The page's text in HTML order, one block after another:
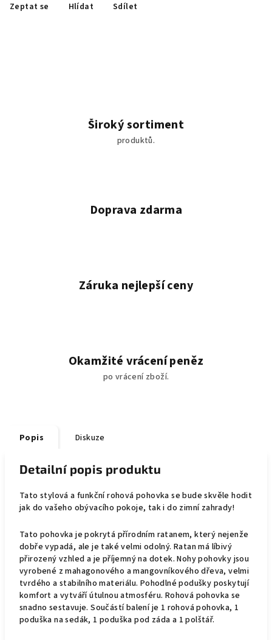
Zeptat se Hlídat Sdílet
Široký sortiment
produktů.
Doprava zdarma
Záruka nejlepší ceny
Okamžité vrácení peněz
po vrácení zboží.
Popis Diskuze
Detailní popis produktu
Tato stylová a funkční rohová pohovka se bude skvěle hodit
jak do vašeho obývacího pokoje, tak i do zimní zahrady!
Tato pohovka je pokrytá přírodním ratanem, který nejenže
dobře vypadá, ale je také velmi odolný. Ratan má líbivý
přirozený vzhled a je příjemný na dotek. Nohy pohovky jsou
vyrobené z mahagonového a mangovníkového dřeva, velmi
tvrdého a stabilního materiálu. Pohodlné podušky poskytují
komfort a vytváří útulnou atmosféru. Rohová pohovka se
snadno sestavuje. Součástí balení je 1 rohová pohovka, 1
poduška na sedák, 1 poduška pod záda a 1 polštář.